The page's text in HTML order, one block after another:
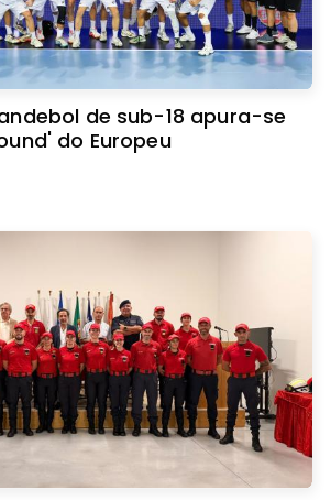
de sub-18 apura-se
do Europeu